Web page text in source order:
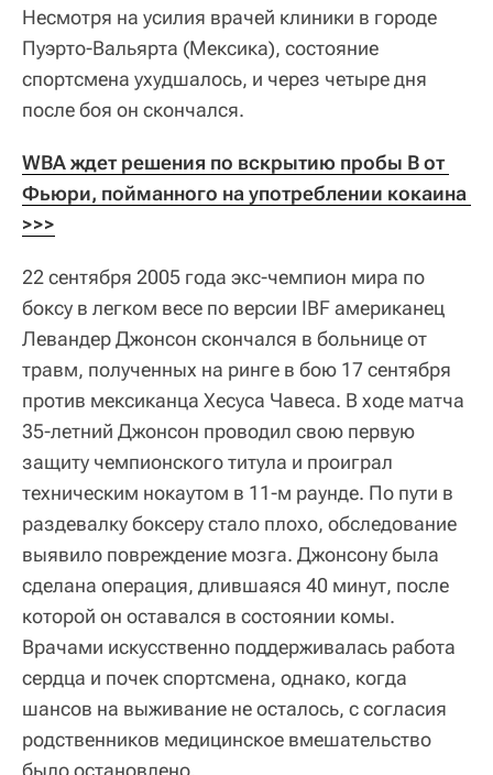
Несмотря на усилия врачей клиники в городе
Пуэрто-Вальярта (Мексика), состояние
спортсмена ухудшалось, и через четыре дня
после боя он скончался.
WBA ждет решения по вскрытию пробы В от
Фьюри, пойманного на употреблении кокаина
>>>
22 сентября 2005 года экс-чемпион мира по
боксу в легком весе по версии IBF американец
Левандер Джонсон скончался в больнице от
травм, полученных на ринге в бою 17 сентября
против мексиканца Хесуса Чавеса. В ходе матча
35-летний Джонсон проводил свою первую
защиту чемпионского титула и проиграл
техническим нокаутом в 11-м раунде. По пути в
раздевалку боксеру стало плохо, обследование
выявило повреждение мозга. Джонсону была
сделана операция, длившаяся 40 минут, после
которой он оставался в состоянии комы.
Врачами искусственно поддерживалась работа
сердца и почек спортсмена, однако, когда
шансов на выживание не осталось, с согласия
родственников медицинское вмешательство
было остановлено.